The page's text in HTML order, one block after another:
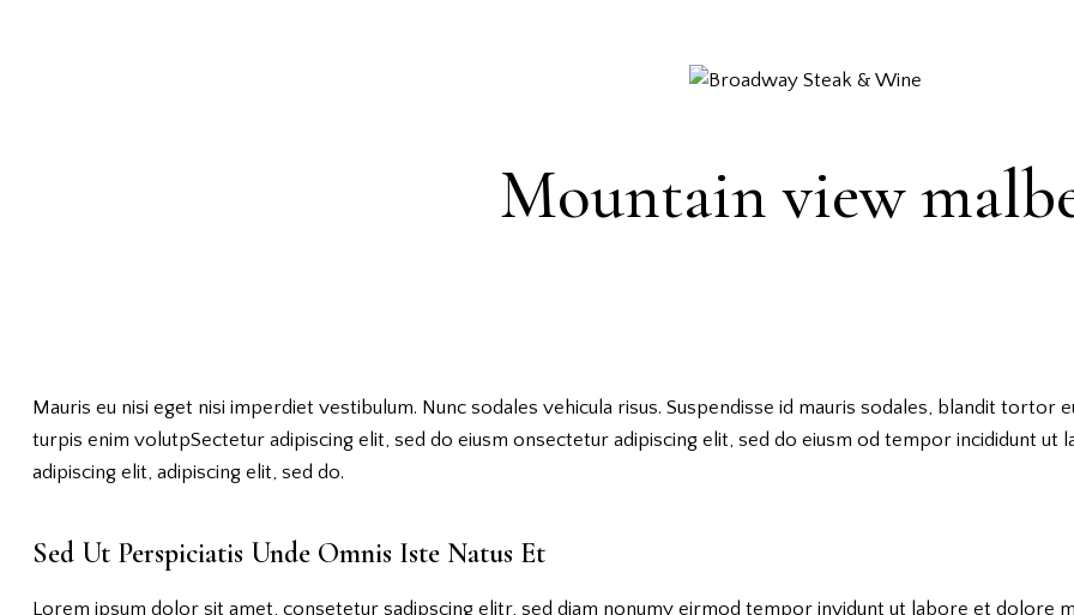
Mountain view
Mauris eu nisi eget nisi imperdiet vestibulum. Nunc sodales vehicula risus. Suspendisse id mauris sodales, blandit
turpis enim volutpSectetur adipiscing elit, sed do eiusm onsectetur adipiscing elit, sed do eiusm od tempor incididunt
adipiscing elit, adipiscing elit, sed do.
Sed Ut Perspiciatis Unde Omnis Iste Natus Et
Lorem ipsum dolor sit amet, consetetur sadipscing elitr, sed diam nonumy eirmod tempor invidunt ut labore et dolore